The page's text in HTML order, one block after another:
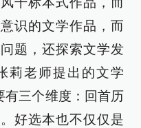
识的文学作品，而
题，还探索文学发
莉老师提出的文学
有三个维度：回首历
好选本也不仅仅是